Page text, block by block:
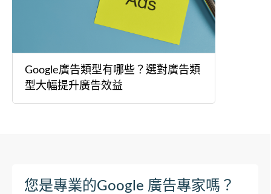
Google廣告類型有哪些？選對廣告類
型大幅提升廣告效益
您是專業的Google 廣告專家嗎？